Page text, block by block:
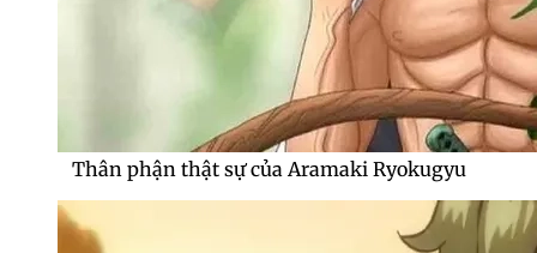
Thân phận thật sự của Aramaki Ryokugyu